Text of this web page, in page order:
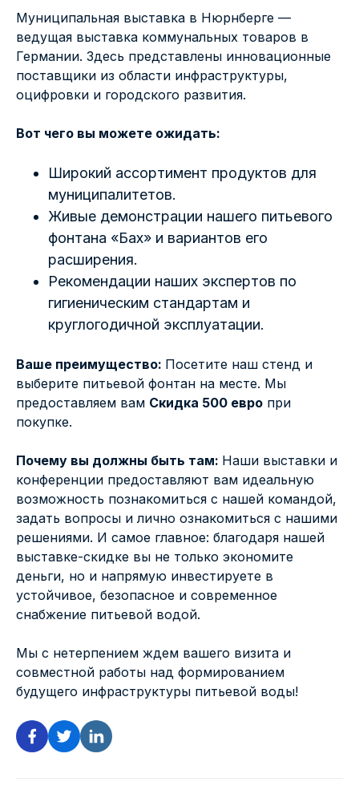
Муниципальная выставка в Нюрнберге —
ведущая выставка коммунальных товаров в
Германии. Здесь представлены инновационные
поставщики из области инфраструктуры,
оцифровки и городского развития.
Вот чего вы можете ожидать:
Широкий ассортимент продуктов для
муниципалитетов.
Живые демонстрации нашего питьевого
фонтана «Бах» и вариантов его
расширения.
Рекомендации наших экспертов по
гигиеническим стандартам и
круглогодичной эксплуатации.
Ваше преимущество: Посетите наш стенд и
выберите питьевой фонтан на месте. Мы
предоставляем вам Скидка 500 евро при
покупке.
Почему вы должны быть там: Наши выставки и
конференции предоставляют вам идеальную
возможность познакомиться с нашей командой,
задать вопросы и лично ознакомиться с нашими
решениями. И самое главное: благодаря нашей
выставке-скидке вы не только экономите
деньги, но и напрямую инвестируете в
устойчивое, безопасное и современное
снабжение питьевой водой.
Мы с нетерпением ждем вашего визита и
совместной работы над формированием
будущего инфраструктуры питьевой воды!